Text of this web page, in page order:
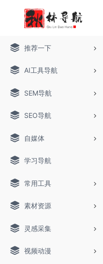
推荐一下
AI工具导航
SEM导航
SEO导航
自媒体
学习导航
常用工具
素材资源
灵感采集
视频动漫